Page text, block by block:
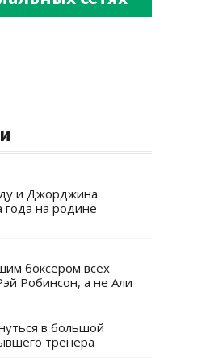
и Джорджина
года на родине
боксером всех
Робинсон, а не Али
в большой
тренера